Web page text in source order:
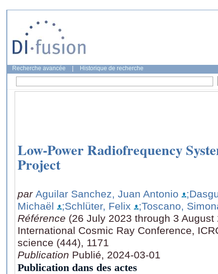
Recherche avancée Historique de recherche
Low-Power Radiofrequency
Project
par Aguilar Sanchez, Juan Antonio
Michaël
;Schlüter, Felix
;Toscano,
Référence (26 July 2023 through 3
International Cosmic Ray Conference,
science (444), 1171
Publication Publié, 2024-03-01
Publication dans des actes